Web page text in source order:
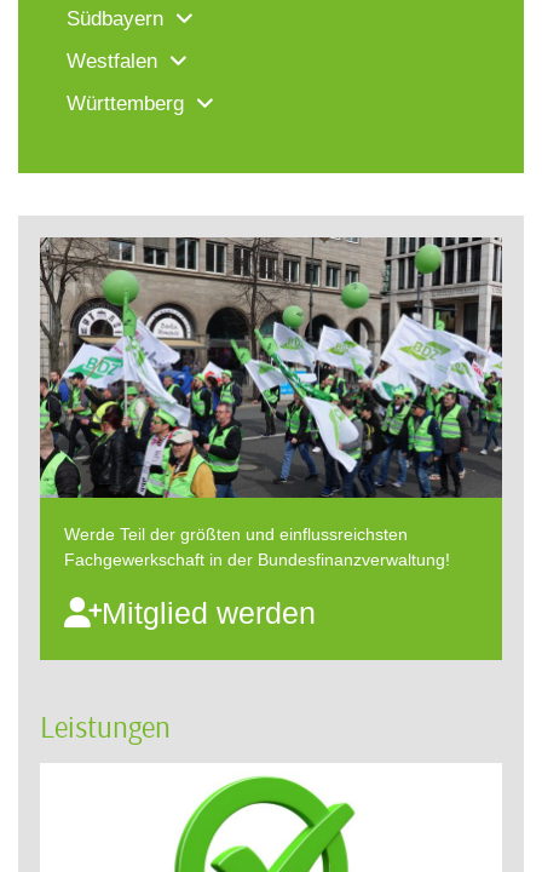
Südbayern
Westfalen
Württemberg
Werde Teil der größten und einflussreichsten
Fachgewerkschaft in der Bundesfinanzverwaltung!
Mitglied werden
Leistungen